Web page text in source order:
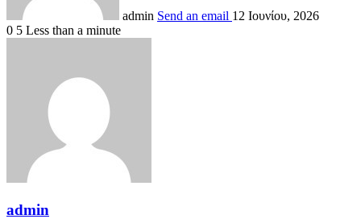
admin Send an email 12 Ιουνίου, 2026
0 5 Less than a minute
admin